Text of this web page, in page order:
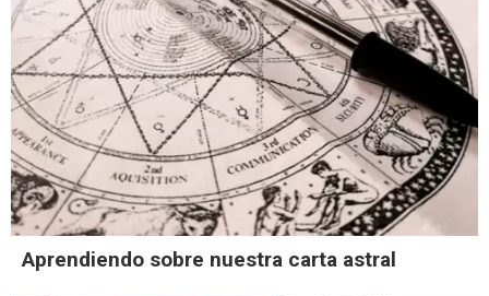
Aprendiendo sobre nuestra carta astral